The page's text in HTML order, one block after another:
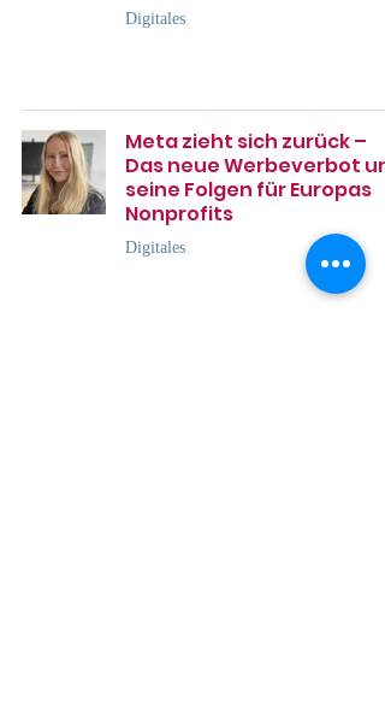
Digitales
Meta zieht sich zurück –
Das neue Werbeverbot
seine Folgen für Europas
Nonprofits
Digitales